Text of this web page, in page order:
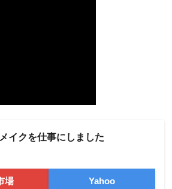
イクを仕事にしました
場 Yahoo